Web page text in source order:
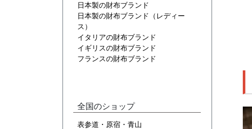
日本製の財布ブランド
日本製の財布ブランド（レディー
ス）
イタリアの財布ブランド
イギリスの財布ブランド
フランスの財布ブランド
全国のショップ
表参道・原宿・青山